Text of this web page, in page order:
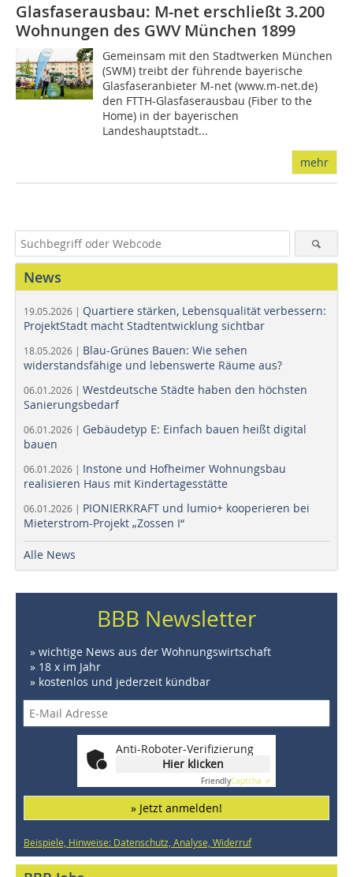
Glasfaserausbau: M-net erschließt 3.200
Wohnungen des GWV München 1899
Gemeinsam mit den Stadtwerken München
(SWM) treibt der führende bayerische
Glasfaseranbieter M-net (www.m-net.de)
den FTTH-Glasfaserausbau (Fiber to the
Home) in der bayerischen
Landeshauptstadt...
mehr
News
19.05.2026 | Quartiere stärken, Lebensqualität verbessern:
ProjektStadt macht Stadtentwicklung sichtbar
18.05.2026 | Blau-Grünes Bauen: Wie sehen
widerstandsfähige und lebenswerte Räume aus?
06.01.2026 | Westdeutsche Städte haben den höchsten
Sanierungsbedarf
06.01.2026 | Gebäudetyp E: Einfach bauen heißt digital
bauen
06.01.2026 | Instone und Hofheimer Wohnungsbau
realisieren Haus mit Kindertagesstätte
06.01.2026 | PIONIERKRAFT und lumio+ kooperieren bei
Mieterstrom-Projekt „Zossen I“
Alle News
BBB Newsletter
» wichtige News aus der Wohnungswirtschaft
» 18 x im Jahr
» kostenlos und jederzeit kündbar
Anti-Roboter-Verifizierung
Hier klicken
FriendlyCaptcha ⇗
» Jetzt anmelden!
Beispiele, Hinweise: Datenschutz, Analyse, Widerruf